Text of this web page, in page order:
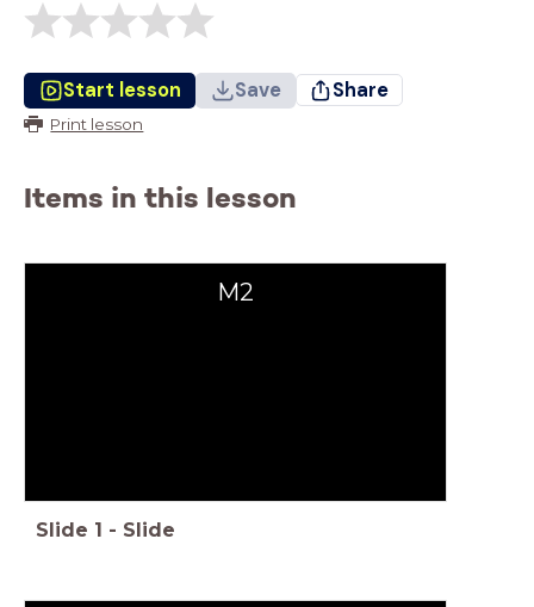
Start lesson Save Share
Print lesson
Items in this lesson
M2
Slide 1 - Slide